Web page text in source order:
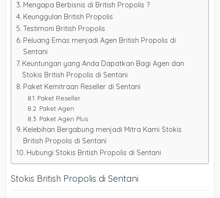
Mengapa Berbisnis di British Propolis ?
Keunggulan British Propolis
Testimoni British Propolis
Peluang Emas menjadi Agen British Propolis di
Sentani
Keuntungan yang Anda Dapatkan Bagi Agen dan
Stokis British Propolis di Sentani
Paket Kemitraan Reseller di Sentani
Paket Reseller
Paket Agen
Paket Agen Plus
Kelebihan Bergabung menjadi Mitra Kami Stokis
British Propolis di Sentani
Hubungi Stokis British Propolis di Sentani
Stokis British Propolis di Sentani